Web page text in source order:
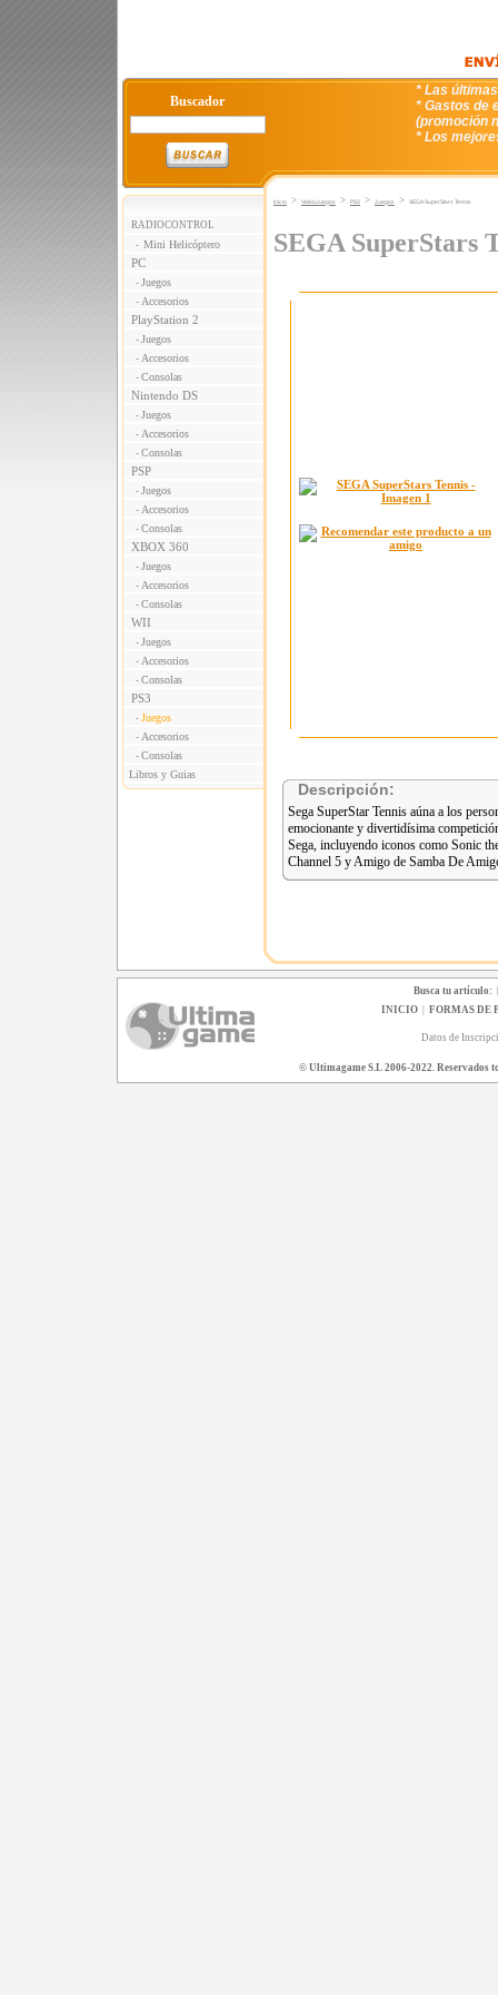
Buscador
* Las
* Gastos de
(promoción
* Los
RADIOCONTROL
- Mini Helicóptero
PC
- Juegos
- Accesorios
PlayStation 2
- Juegos
- Accesorios
- Consolas
Nintendo DS
- Juegos
- Accesorios
- Consolas
PSP
- Juegos
- Accesorios
- Consolas
XBOX 360
- Juegos
- Accesorios
- Consolas
WII
- Juegos
- Accesorios
- Consolas
PS3
- Juegos
- Accesorios
- Consolas
Libros y Guias
Inicio > VideoJuegos > PS3 > Juegos > SEGA SuperStars Tennis
SEGA SuperStars
Descripción:
Sega SuperStar Tennis aúna a los
emocionante y divertidísima
Sega, incluyendo iconos como Sonic
Channel 5 y Amigo de Samba De
Busca tu artículo:
INICIO| FORMAS DE
Datos de
© Ultimagame S.L 2006-2022. Reservados